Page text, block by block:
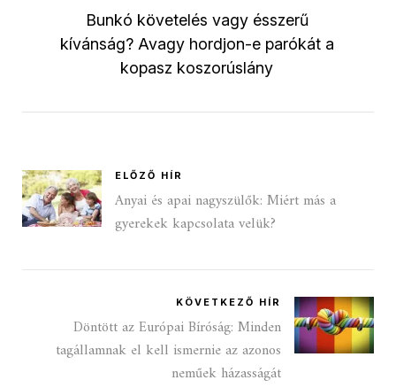
Bunkó követelés vagy ésszerű
kívánság? Avagy hordjon-e parókát a
kopasz koszorúslány
ELŐZŐ HÍR
Anyai és apai nagyszülők: Miért más a
gyerekek kapcsolata velük?
KÖVETKEZŐ HÍR
Döntött az Európai Bíróság: Minden
tagállamnak el kell ismernie az azonos
neműek házasságát